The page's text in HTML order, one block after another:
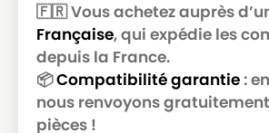
SOTECO
SOTECO GP 1/18 ECO B
SOTECO
SOTECO GS 1/18 +
SOTECO
SOTECO ISSA 101
SOTECO
🇫🇷 Vous achetez auprès
Française, qui expédie les
depuis la France.
📦Compatibilité garantie:
nous renvoyons
pièces !